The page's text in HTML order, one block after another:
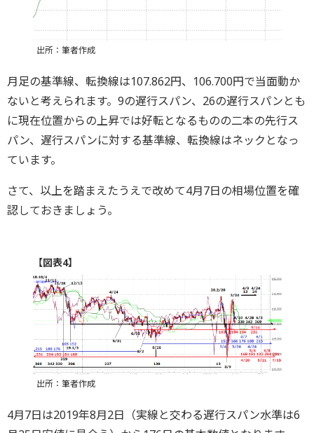
出所：筆者作成
月足の基準線、転換線は107.862円、106.700円で当面動か
ないと考えられます。9の遅行スパン、26の遅行スパンとも
に現在位置からの上昇では好転となるものの二本の先行ス
パン、遅行スパンに対する基準線、転換線はネックとなっ
ています。
さて、以上を踏まえたうえで改めて4月7日の相場位置を確
認しておきましょう。
【図表4】
出所：筆者作成
4月7日は2019年8月2日（実線と交わる遅行スパン水準は6